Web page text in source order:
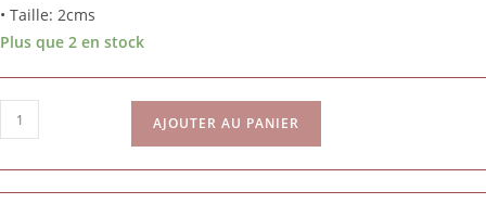
• Taille: 2cms
Plus que 2 en stock
AJOUTER AU PANIER